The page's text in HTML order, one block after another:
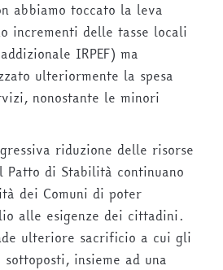
abbiamo toccato la leva
incrementi delle tasse locali
IRPEF) ma
ulteriormente la spesa
nonostante le minori
riduzione delle risorse
di Stabilità continuano
dei Comuni di poter
alle esigenze dei cittadini.
ulteriore sacrificio a cui gli
insieme ad una